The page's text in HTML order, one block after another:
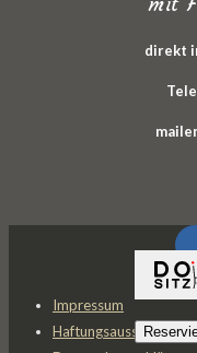
direkt
Impressum
Haftungsausschluss